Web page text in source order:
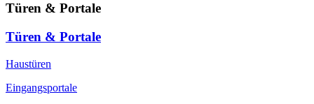
Türen & Portale
Türen & Portale
Haustüren
Eingangsportale